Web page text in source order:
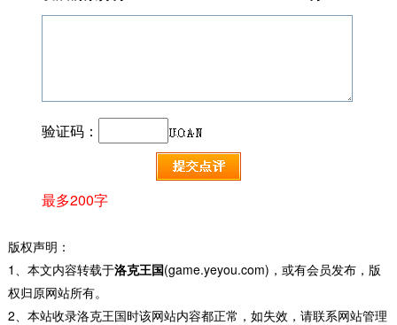
验证码：
最多200字
版权声明：
1、本文内容转载于洛克王国(game.yeyou.com)，或有会员发布，版
权归原网站所有。
2、本站收录洛克王国时该网站内容都正常，如失效，请联系网站管理